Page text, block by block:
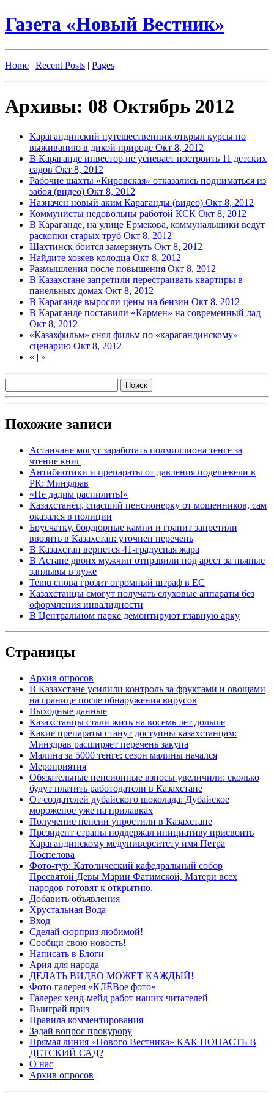
Газета «Новый Вестник»
Home | Recent Posts | Pages
Архивы: 08 Октябрь 2012
Карагандинский путешественник открыл курсы по
выживанию в дикой природе Окт 8, 2012
В Караганде инвестор не успевает построить 11 детских
садов Окт 8, 2012
Рабочие шахты «Кировская» отказались подниматься из
забоя (видео) Окт 8, 2012
Назначен новый аким Караганды (видео) Окт 8, 2012
Коммунисты недовольны работой КСК Окт 8, 2012
В Караганде, на улице Ермекова, коммунальщики ведут
раскопки старых труб Окт 8, 2012
Шахтинск боится замерзнуть Окт 8, 2012
Найдите хозяев колодца Окт 8, 2012
Размышления после повышения Окт 8, 2012
В Казахстане запретили перестраивать квартиры в
панельных домах Окт 8, 2012
В Караганде выросли цены на бензин Окт 8, 2012
В Караганде поставили «Кармен» на современный лад
Окт 8, 2012
«Казахфильм» снял фильм по «карагандинскому»
сценарию Окт 8, 2012
« | »
Похожие записи
Астанчане могут заработать полмиллиона тенге за
чтение книг
Антибиотики и препараты от давления подешевели в
РК: Минздрав
«Не дадим распилить!»
Казахстанец, спасший пенсионерку от мошенников, сам
оказался в полиции
Брусчатку, бордюрные камни и гранит запретили
ввозить в Казахстан: уточнен перечень
В Казахстан вернется 41-градусная жара
В Астане двоих мужчин отправили под арест за пьяные
заплывы в луже
Temu снова грозит огромный штраф в ЕС
Казахстанцы смогут получать слуховые аппараты без
оформления инвалидности
В Центральном парке демонтируют главную арку
Страницы
Архив опросов
В Казахстане усилили контроль за фруктами и овощами
на границе после обнаружения вирусов
Выходные данные
Казахстанцы стали жить на восемь лет дольше
Какие препараты станут доступны казахстанцам:
Минздрав расширяет перечень закупа
Малина за 5000 тенге: сезон малины начался
Мероприятия
Обязательные пенсионные взносы увеличили: сколько
будут платить работодатели в Казахстане
От создателей дубайского шоколада: Дубайское
мороженое уже на прилавках
Получение пенсии упростили в Казахстане
Президент страны поддержал инициативу присвоить
Карагандинскому медуниверситету имя Петра
Поспелова
Фото-тур: Католический кафедральный собор
Пресвятой Девы Марии Фатимской, Матери всех
народов готовят к открытию.
Добавить объявления
Хрустальная Вода
Вход
Сделай сюрприз любимой!
Сообщи свою новость!
Написать в Блоги
Ария для народа
ДЕЛАТЬ ВИДЕО МОЖЕТ КАЖДЫЙ!
Фото-галерея «КЛЁВое фото»
Галерея хенд-мейд работ наших читателей
Выиграй приз
Правила комментирования
Задай вопрос прокурору
Прямая линия «Нового Вестника» КАК ПОПАСТЬ В
ДЕТСКИЙ САД?
О нас
Архив опросов